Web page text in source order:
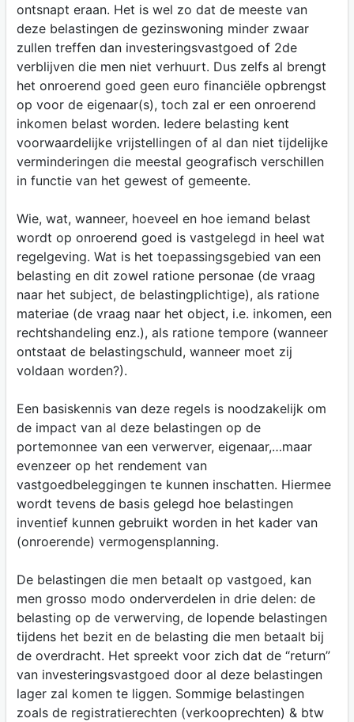
ontsnapt eraan. Het is wel zo dat de meeste van
deze belastingen de gezinswoning minder zwaar
zullen treffen dan investeringsvastgoed of 2de
verblijven die men niet verhuurt. Dus zelfs al brengt
het onroerend goed geen euro financiële opbrengst
op voor de eigenaar(s), toch zal er een onroerend
inkomen belast worden. Iedere belasting kent
voorwaardelijke vrijstellingen of al dan niet tijdelijke
verminderingen die meestal geografisch verschillen
in functie van het gewest of gemeente.
Wie, wat, wanneer, hoeveel en hoe iemand belast
wordt op onroerend goed is vastgelegd in heel wat
regelgeving. Wat is het toepassingsgebied van een
belasting en dit zowel ratione personae (de vraag
naar het subject, de belastingplichtige), als ratione
materiae (de vraag naar het object, i.e. inkomen, een
rechtshandeling enz.), als ratione tempore (wanneer
ontstaat de belastingschuld, wanneer moet zij
voldaan worden?).
Een basiskennis van deze regels is noodzakelijk om
de impact van al deze belastingen op de
portemonnee van een verwerver, eigenaar,…maar
evenzeer op het rendement van
vastgoedbeleggingen te kunnen inschatten. Hiermee
wordt tevens de basis gelegd hoe belastingen
inventief kunnen gebruikt worden in het kader van
(onroerende) vermogensplanning.
De belastingen die men betaalt op vastgoed, kan
men grosso modo onderverdelen in drie delen: de
belasting op de verwerving, de lopende belastingen
tijdens het bezit en de belasting die men betaalt bij
de overdracht. Het spreekt voor zich dat de “return”
van investeringsvastgoed door al deze belastingen
lager zal komen te liggen. Sommige belastingen
zoals de registratierechten (verkooprechten) & btw